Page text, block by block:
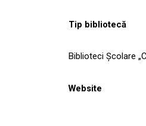
NOUTĂȚI
Tip bibliotecă
Biblioteci Școlare
Website